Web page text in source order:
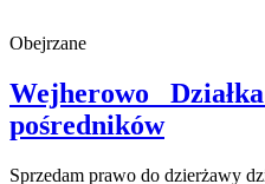
Obejrzane
Wejherowo
pośredników
Sprzedam prawo do dzierżawy